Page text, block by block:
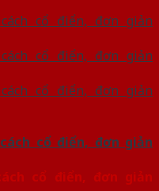
cổ điển, đơn giản